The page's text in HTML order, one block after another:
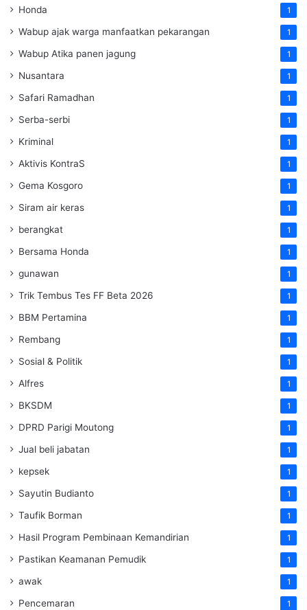
Honda 1
Wabup ajak warga manfaatkan pekarangan 1
Wabup Atika panen jagung 1
Nusantara 1
Safari Ramadhan 1
Serba-serbi 1
Kriminal 1
Aktivis KontraS 1
Gema Kosgoro 1
Siram air keras 1
berangkat 1
Bersama Honda 1
gunawan 1
Trik Tembus Tes FF Beta 2026 1
BBM Pertamina 1
Rembang 1
Sosial & Politik 1
Alfres 1
BKSDM 1
DPRD Parigi Moutong 1
Jual beli jabatan 1
kepsek 1
Sayutin Budianto 1
Taufik Borman 1
Hasil Program Pembinaan Kemandirian 1
Pastikan Keamanan Pemudik 1
awak 1
Pencemaran 1